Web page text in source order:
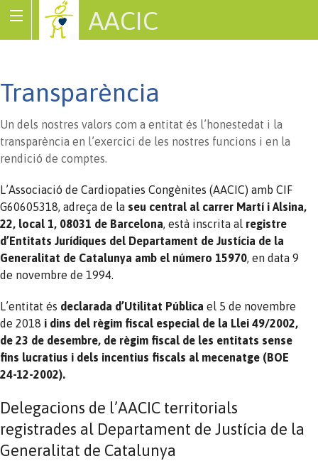
AACIC
Transparència
Un dels nostres valors com a entitat és l’honestedat i la
transparència en l’exercici de les nostres funcions i en la
rendició de comptes.
L’Associació de Cardiopaties Congènites (AACIC) amb CIF
G60605318, adreça de la seu central al carrer Martí i Alsina,
22, local 1, 08031 de Barcelona, està inscrita al registre
d’Entitats Jurídiques del Departament de Justícia de la
Generalitat de Catalunya amb el número 15970, en data 9
de novembre de 1994.
L’entitat és declarada d’Utilitat Pública el 5 de novembre
de 2018 i dins del règim fiscal especial de la Llei 49/2002,
de 23 de desembre, de règim fiscal de les entitats sense
fins lucratius i dels incentius fiscals al mecenatge (BOE
24-12-2002).
Delegacions de l’AACIC territorials
registrades al Departament de Justícia de la
Generalitat de Catalunya